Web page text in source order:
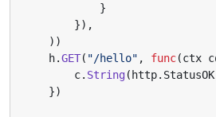
}
}),
))
h.GET( "/hello" , func(ctx
c. String( http. StatusOK
})